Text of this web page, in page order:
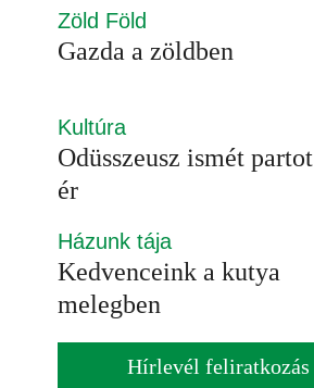
Zöld Föld
Gazda a zöldben
Kultúra
Odüsszeusz ismét partot
ér
Házunk tája
Kedvenceink a kutya
melegben
Hírlevél feliratkozás